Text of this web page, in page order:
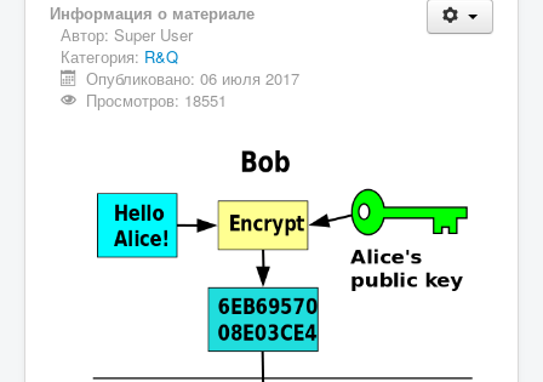
Информация о материале
Автор: Super User
Категория: R&Q
Опубликовано: 06 июля 2017
Просмотров: 18551